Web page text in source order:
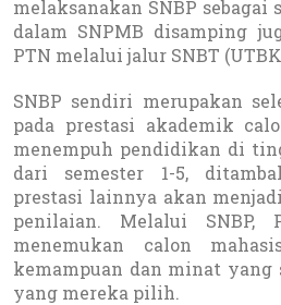
melaksanakan SNBP sebagai
dalam SNPMB disamping
PTN melalui jalur SNBT
SNBP sendiri merupakan
pada prestasi akademik
menempuh pendidikan di
dari semester 1-5,
prestasi lainnya akan
penilaian. Melalui SNBP,
menemukan calon
kemampuan dan minat yang
yang mereka pilih.